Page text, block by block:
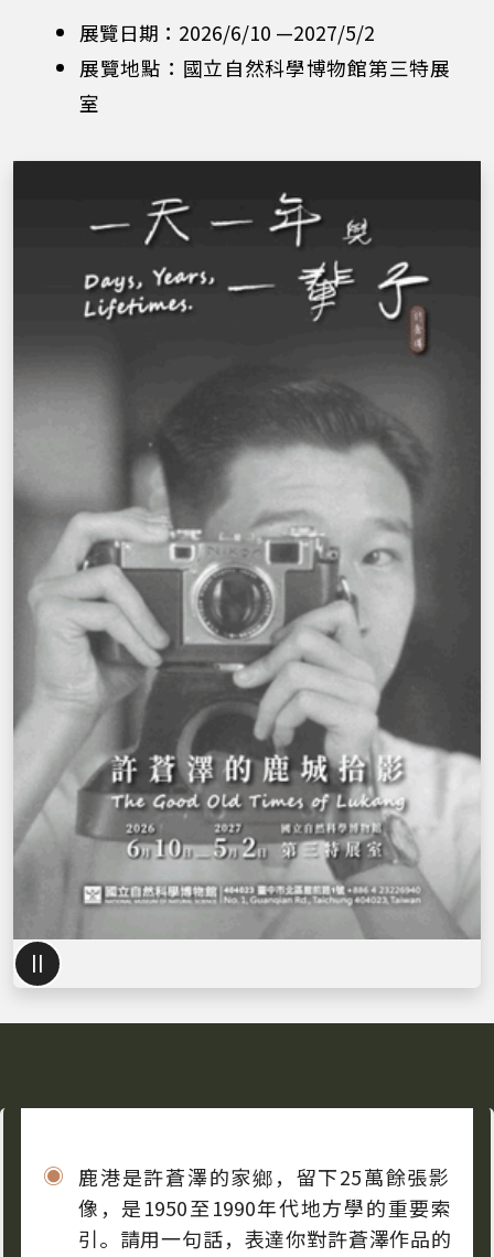
街
人
文
紀
錄
，
展
現
鹿
城
拾
影
主
題
。
展覽日期：2026/6/10 —2027/5/2
展覽地點：國立自然科學博物館第三特展
室
II
鹿港是許蒼澤的家鄉，留下25萬餘張影
像，是1950至1990年代地方學的重要索
引。請用一句話，表達你對許蒼澤作品的